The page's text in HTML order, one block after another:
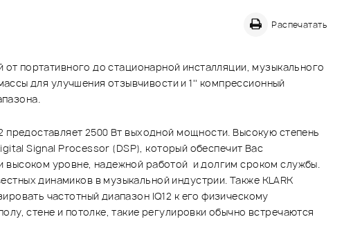
Распечатать
портативного до стационарной инсталляции, музыкального
для улучшения отзывчивости и 1'' компрессионный
2500 Вт выходной мощности. Высокую степень
Signal Processor (DSP), который обеспечит Вас
уровне, надежной работой и долгим сроком службы.
динамиков в музыкальной индустрии. Также KLARK
частотный диапазон IQ12 к его физическому
стене и потолке, такие регулировки обычно встречаются